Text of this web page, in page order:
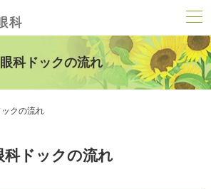
眼科ドックの流れ
クの流れ
科ドックの流れ